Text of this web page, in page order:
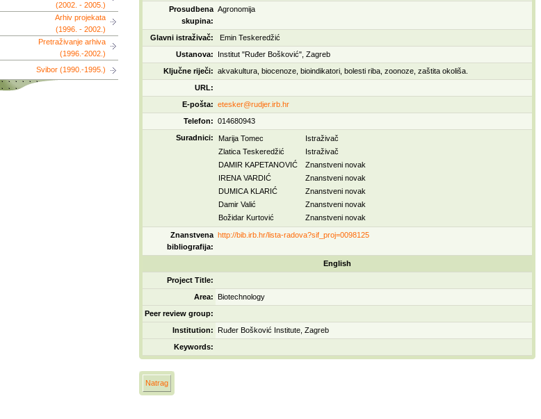
(2002. - 2005.)
Arhiv projekata
(1996. - 2002.)
Pretraživanje arhiva
(1996.-2002.)
Svibor (1990.-1995.)
Prosudbena
skupina:
Agronomija
Glavni istraživač:
Emin Teskeredžić
Ustanova:
Institut "Ruđer Bošković", Zagreb
Ključne riječi: akvakultura, biocenoze, bioindikatori, bolesti riba, zoonoze, zaštita okoliša.
URL:
E-pošta: etesker@rudjer.irb.hr
Telefon: 014680943
Suradnici:
Marija Tomec
Istraživač
Zlatica Teskeredžić
Istraživač
DAMIR KAPETANOVIĆ
Znanstveni novak
IRENA VARDIĆ
Znanstveni novak
DUMICA KLARIĆ
Znanstveni novak
Damir Valić
Znanstveni novak
Božidar Kurtović
Znanstveni novak
Znanstvena
bibliografija:
http://bib.irb.hr/lista-radova?sif_proj=0098125
English
Project Title:
Area: Biotechnology
Peer review group:
Institution: Ruđer Bošković Institute, Zagreb
Keywords:
Natrag